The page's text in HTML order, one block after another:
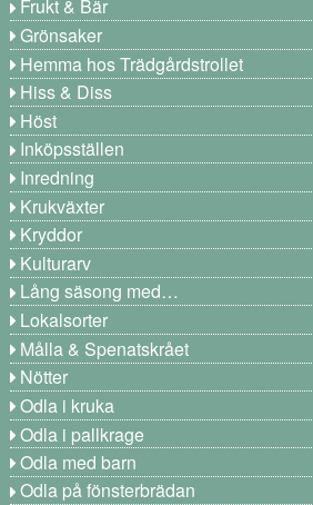
Frukt & Bär
Grönsaker
Hemma hos Trädgårdstrollet
Hiss & Diss
Höst
Inköpsställen
Inredning
Krukväxter
Kryddor
Kulturarv
Lång säsong med…
Lokalsorter
Målla & Spenatskrået
Nötter
Odla i kruka
Odla i pallkrage
Odla med barn
Odla på fönsterbrädan